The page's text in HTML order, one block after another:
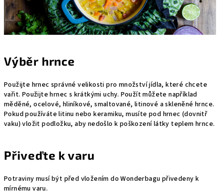
Výběr hrnce
Použijte hrnec správné velikosti pro množství jídla, které chcete
vařit. Použijte hrnec s krátkými uchy. Použít můžete například
měděné, ocelové, hliníkové, smaltované, litinové a skleněné hrnce.
Pokud používáte litinu nebo keramiku, musíte pod hrnec (dovnitř
vaku) vložit podložku, aby nedošlo k poškození látky teplem hrnce.
Přiveďte k varu
Potraviny musí být před vložením do Wonderbagu přivedeny k
mírnému varu.